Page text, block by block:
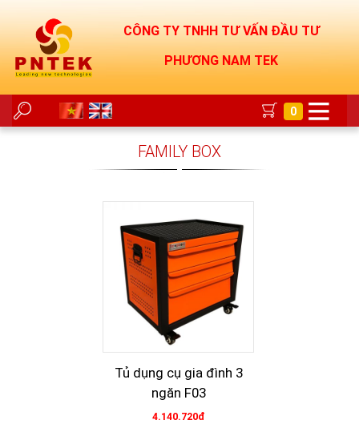
CÔNG TY TNHH TƯ VẤN ĐẦU TƯ
PHƯƠNG NAM TEK
0
FAMILY BOX
Tủ dụng cụ gia đình 3
ngăn F03
4.140.720đ